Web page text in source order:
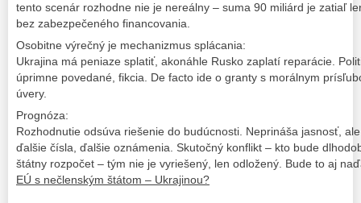
tento scenár rozhodne nie je nereálny – suma 90 miliárd je zatiaľ
bez zabezpečeného financovania.
Osobitne výrečný je mechanizmus splácania:
Ukrajina má peniaze splatiť, akonáhle Rusko zaplatí reparácie.
úprimne povedané, fikcia. De facto ide o granty s morálnym
úvery.
Prognóza:
Rozhodnutie odsúva riešenie do budúcnosti. Neprináša jasnosť,
ďalšie čísla, ďalšie oznámenia. Skutočný konflikt – kto bude
štátny rozpočet – tým nie je vyriešený, len odložený. Bude to aj
EÚ s nečlenským štátom – Ukrajinou?